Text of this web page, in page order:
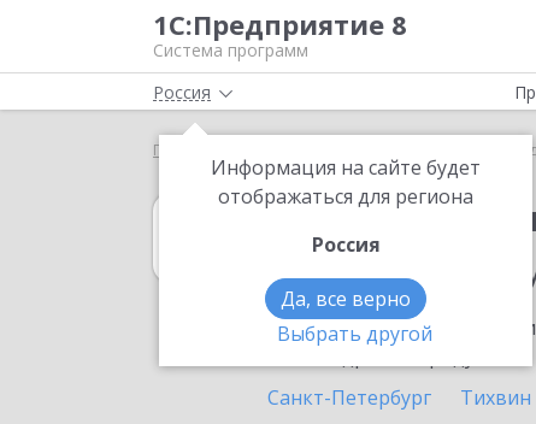
1С:Предприятие 8
Система программ
Россия
Информация на сайте будет
отображаться для региона
Россия
Да, все верно
Выбрать другой
Главная 1С:Бухгалтерия государственного
в населенном
Ознакомьтесь с
Санкт-Петербург
Тихвин